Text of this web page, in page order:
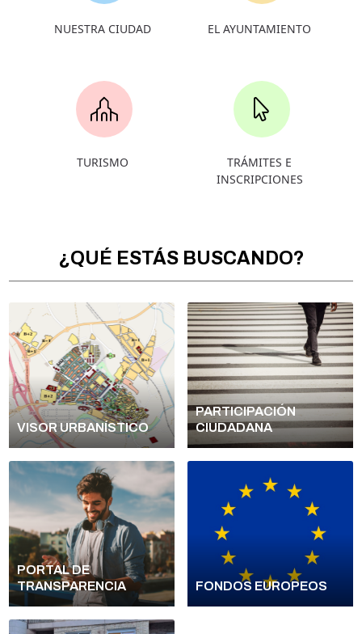
NUESTRA CIUDAD EL AYUNTAMIENTO
TURISMO
TRÁMITES E
INSCRIPCIONES
¿QUÉ ESTÁS BUSCANDO?
VISOR URBANÍSTICO
PARTICIPACIÓN
CIUDADANA
PORTAL DE
TRANSPARENCIA
FONDOS EUROPEOS